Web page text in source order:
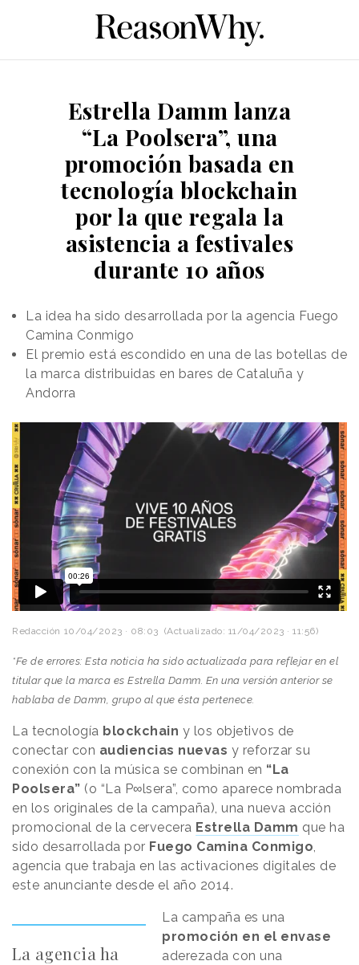
Estrella Damm lanza
“La Poolsera”, una
promoción basada en
tecnología blockchain
por la que regala la
asistencia a festivales
durante 10 años
La idea ha sido desarrollada por la agencia Fuego
Camina Conmigo
El premio está escondido en una de las botellas de
la marca distribuidas en bares de Cataluña y
Andorra
Redacción 10/04/2023 · 08:03 (Actualizado: 11/04/2023 · 11:56)
*Fe de errores: Esta noticia ha sido actualizada para reflejar en el
titular que la marca es Estrella Damm. En una versión anterior se
hablaba de Damm, grupo al que ésta pertenece.
La tecnología blockchain y los objetivos de
conectar con audiencias nuevas y reforzar su
conexión con la música se combinan en “La
Poolsera” (o “La P∞lsera”, como aparece nombrada
en los originales de la campaña), una nueva acción
promocional de la cervecera Estrella Damm que ha
sido desarrollada por Fuego Camina Conmigo,
agencia que trabaja en las activaciones digitales de
este anunciante desde el año 2014.
La agencia ha
La campaña es una
promoción en el envase
aderezada con una